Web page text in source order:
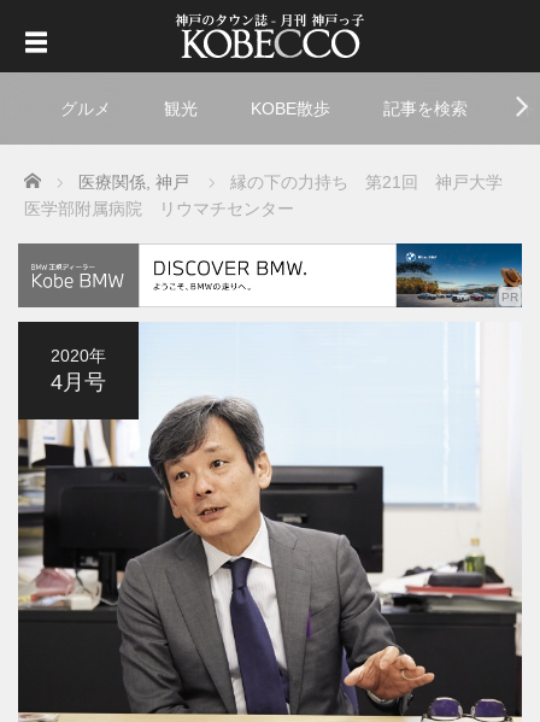
グルメ 観光 KOBE散歩 記事を検索
Home 医療関係 神戸
縁の下の力持ち 第21回 神戸大学
医学部附属病院 リウマチセンター
2020年
4月号